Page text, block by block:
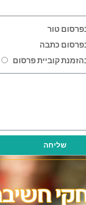
טור
כתבה
קוביית פרסום
שליחה